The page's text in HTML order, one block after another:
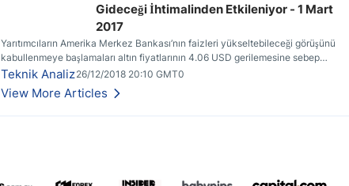
Gideceği İhtimalinden Etkileniyor - 1 Mart
2017
Yarıtımcıların Amerika Merkez Bankası’nın faizleri yükseltebileceği görüşünü
kabullenmeye başlamaları altın fiyatlarının 4.06 USD gerilemesine sebep
olmuştur.
Teknik Analiz26/12/2018 20:10 GMT0
View More Articles